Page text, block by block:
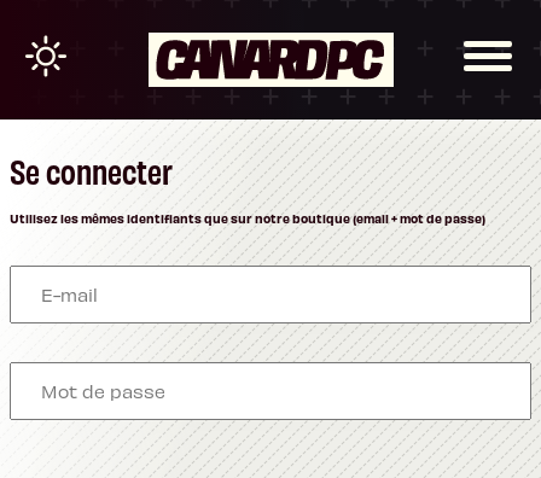
Se connecter
Utilisez les mêmes identifiants que sur notre boutique (email + mot de passe)